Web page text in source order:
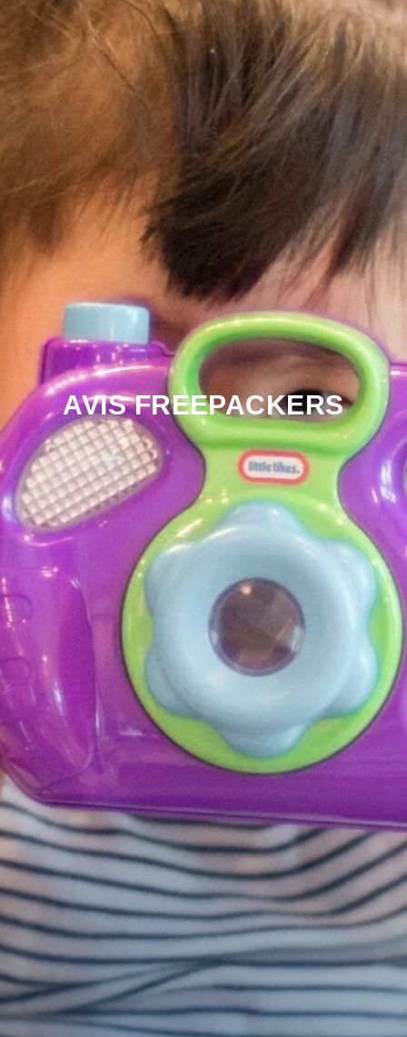
AVIS FREEPACKERS